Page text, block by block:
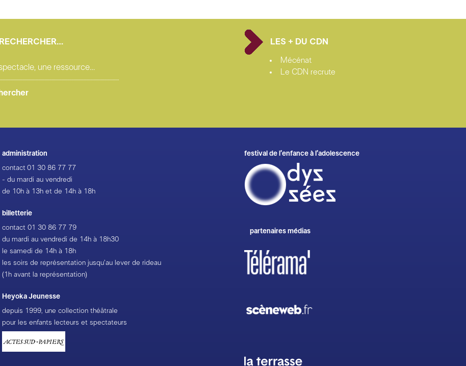
RECHERCHER… LES + DU CDN
Mécénat
Le CDN recrute
administration
contact01 30 86 77 77
- du mardi au vendredi
de 10h à 13h et de 14h à 18h
billetterie
contact01 30 86 77 79
du mardi au vendredi de 14h à 18h30
le samedi de 14h à 18h
les soirs de représentation jusqu’au lever de rideau
(1h avant la représentation)
Heyoka Jeunesse
depuis 1999, une collection théâtrale
pour les enfants lecteurs et spectateurs
festival de l’enfance à l’adolescence
partenaires médias